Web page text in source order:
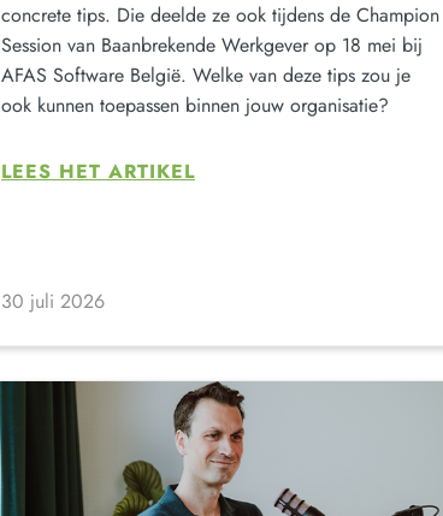
concrete tips. Die deelde ze ook tijdens de Champion
Session van Baanbrekende Werkgever op 18 mei bij
AFAS Software België. Welke van deze tips zou je
ook kunnen toepassen binnen jouw organisatie?
LEES HET ARTIKEL
30 juli 2026